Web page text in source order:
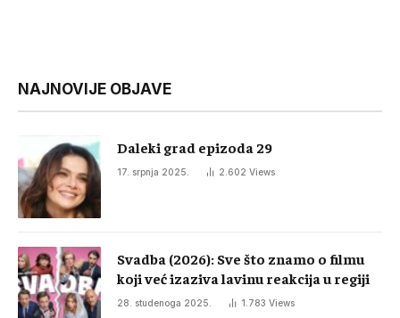
NAJNOVIJE OBJAVE
Daleki grad epizoda 29
17. srpnja 2025. 2.602 Views
Svadba (2026): Sve što znamo o filmu
koji već izaziva lavinu reakcija u regiji
28. studenoga 2025. 1.783 Views